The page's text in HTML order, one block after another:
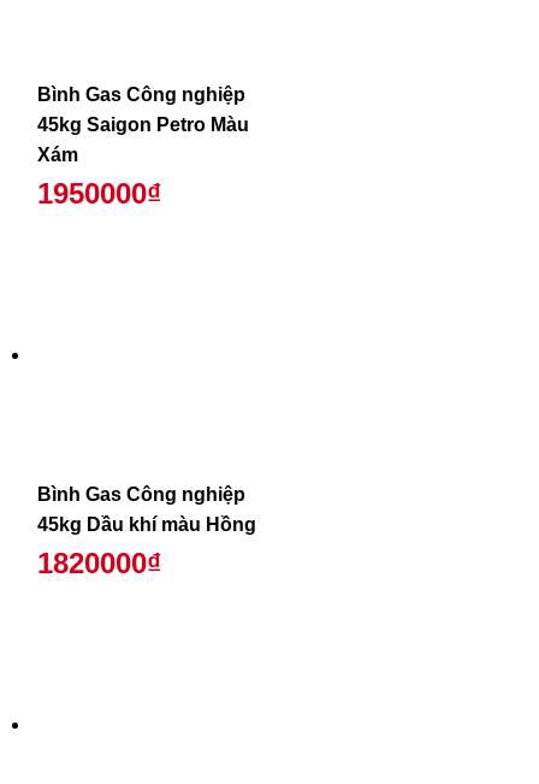
Bình Gas Công nghiệp
45kg Saigon Petro Màu
Xám
1950000₫
Bình Gas Công nghiệp
45kg Dầu khí màu Hồng
1820000₫